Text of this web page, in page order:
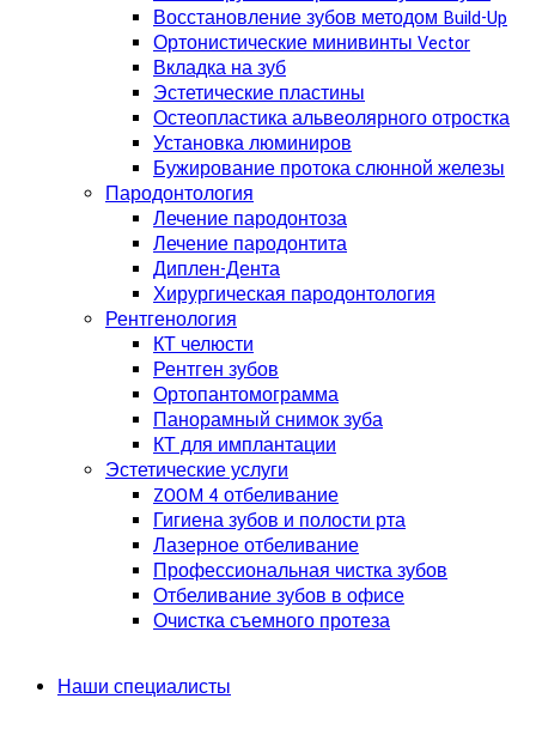
Восстановление зубов методом Build-Up
Ортонистические минивинты Vector
Вкладка на зуб
Эстетические пластины
Остеопластика альвеолярного отростка
Установка люминиров
Бужирование протока слюнной железы
Пародонтология
Лечение пародонтоза
Лечение пародонтита
Диплен-Дента
Хирургическая пародонтология
Рентгенология
КТ челюсти
Рентген зубов
Ортопантомограмма
Панорамный снимок зуба
КТ для имплантации
Эстетические услуги
ZOOM 4 отбеливание
Гигиена зубов и полости рта
Лазерное отбеливание
Профессиональная чистка зубов
Отбеливание зубов в офисе
Очистка съемного протеза
Наши специалисты